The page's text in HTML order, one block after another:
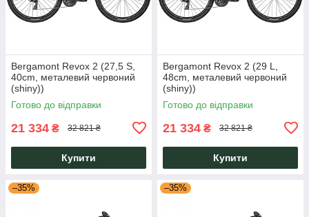
Bergamont Revox 2 (27,5 S,
40cm, металевий червоний
(shiny))
Готово до відправки
21 334 ₴ 32 821 ₴
Купити
Bergamont Revox 2 (29 L,
48cm, металевий червоний
(shiny))
Готово до відправки
21 334 ₴ 32 821 ₴
Купити
–35% –35%